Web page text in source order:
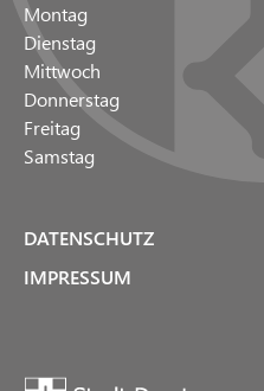
Montag
Dienstag
Mittwoch
Donnerstag
Freitag
Samstag
DATENSCHUTZ
IMPRESSUM